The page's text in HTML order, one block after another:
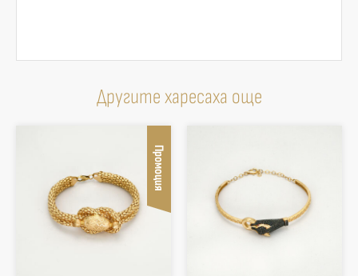
Другите харесаха още
Промоция